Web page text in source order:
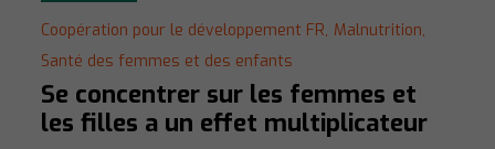
Coopération pour le développement FR, Malnutrition,
Santé des femmes et des enfants
Se concentrer sur les femmes et
les filles a un effet multiplicateur